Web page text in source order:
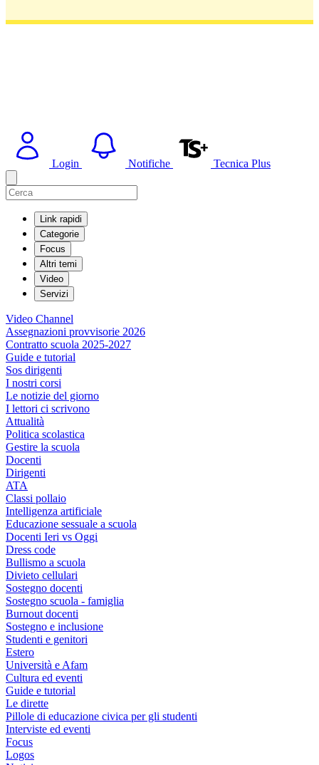
Login Notifiche Tecnica Plus
Link rapidi
Categorie
Focus
Altri temi
Video
Servizi
Video Channel
Assegnazioni provvisorie 2026
Contratto scuola 2025-2027
Guide e tutorial
Sos dirigenti
I nostri corsi
Le notizie del giorno
I lettori ci scrivono
Attualità
Politica scolastica
Gestire la scuola
Docenti
Dirigenti
ATA
Classi pollaio
Intelligenza artificiale
Educazione sessuale a scuola
Docenti Ieri vs Oggi
Dress code
Bullismo a scuola
Divieto cellulari
Sostegno docenti
Sostegno scuola - famiglia
Burnout docenti
Sostegno e inclusione
Studenti e genitori
Estero
Università e Afam
Cultura ed eventi
Guide e tutorial
Le dirette
Pillole di educazione civica per gli studenti
Interviste ed eventi
Focus
Logos